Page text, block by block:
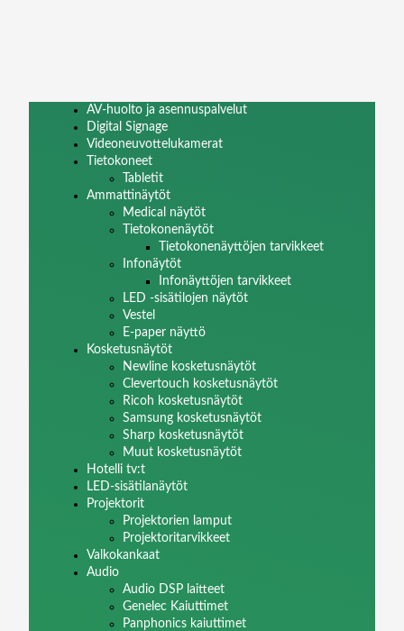
AV-huolto ja asennuspalvelut
Digital Signage
Videoneuvottelukamerat
Tietokoneet
Tabletit
Ammattinäytöt
Medical näytöt
Tietokonenäytöt
Tietokonenäyttöjen tarvikkeet
Infonäytöt
Infonäyttöjen tarvikkeet
LED -sisätilojen näytöt
Vestel
E-paper näyttö
Kosketusnäytöt
Newline kosketusnäytöt
Clevertouch kosketusnäytöt
Ricoh kosketusnäytöt
Samsung kosketusnäytöt
Sharp kosketusnäytöt
Muut kosketusnäytöt
Hotelli tv:t
LED-sisätilanäytöt
Projektorit
Projektorien lamput
Projektoritarvikkeet
Valkokankaat
Audio
Audio DSP laitteet
Genelec Kaiuttimet
Panphonics kaiuttimet